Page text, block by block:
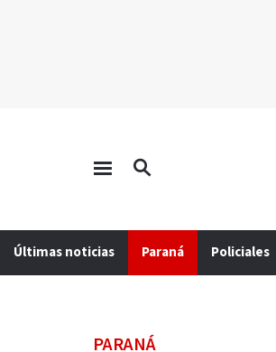
Últimas noticias Paraná Policiales
PARANÁ